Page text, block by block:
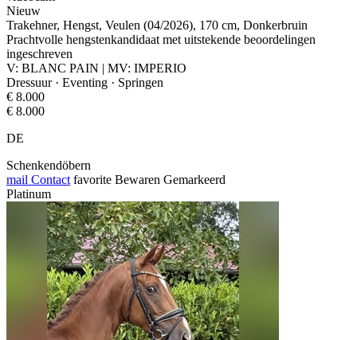
Nieuw
Trakehner, Hengst, Veulen (04/2026), 170 cm, Donkerbruin
Prachtvolle hengstenkandidaat met uitstekende beoordelingen
ingeschreven
V: BLANC PAIN | MV: IMPERIO
Dressuur · Eventing · Springen
€ 8.000
€ 8.000
DE
Schenkendöbern
mail Contact favorite Bewaren Gemarkeerd
Platinum